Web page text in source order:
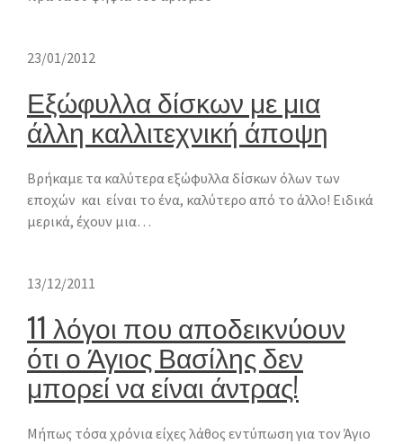
23/01/2012
Εξώφυλλα δίσκων με μια
άλλη καλλιτεχνική άποψη
Bρήκαμε τα καλύτερα εξώφυλλα δίσκων όλων των
εποχών και είναι το ένα, καλύτερο από το άλλο! Ειδικά
μερικά, έχουν μια…
13/12/2011
11 λόγοι που αποδεικνύουν
ότι ο Άγιος Βασίλης δεν
μπορεί να είναι άντρας!
Μήπως τόσα χρόνια είχες λάθος εντύπωση για τον Άγιο